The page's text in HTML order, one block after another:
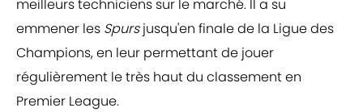
meilleurs techniciens sur le marché. Il a su
emmener les Spursjusqu'en finale de la Ligue des
Champions, en leur permettant de jouer
régulièrement le très haut du classement en
Premier League.